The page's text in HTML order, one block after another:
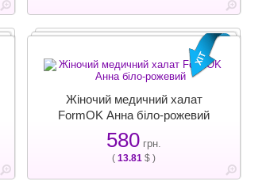
Жіночий медичний халат
FormOK Анна біло-рожевий
580 грн.
( 13.81 $ )